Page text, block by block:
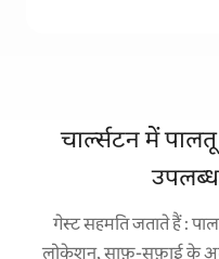
चार्ल्सटन में
गेस्ट सहमति जताते हैं :
लोकेशन, साफ़-सफ़ाई के